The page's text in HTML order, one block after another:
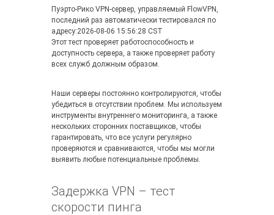
Пуэрто-Рико VPN-сервер, управляемый FlowVPN,
последний раз автоматически тестировался по
адресу:2026-08-06 15:56:28 CST
Этот тест проверяет работоспособность и
доступность сервера, а также проверяет работу
всех служб должным образом.
Наши серверы постоянно контролируются, чтобы
убедиться в отсутствии проблем. Мы используем
инструменты внутреннего мониторинга, а также
нескольких сторонних поставщиков, чтобы
гарантировать, что все услуги регулярно
проверяются и сравниваются, чтобы мы могли
выявить любые потенциальные проблемы.
Задержка VPN – тест
скорости пинга